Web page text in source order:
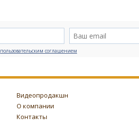
пользовательским соглашением
Видеопродакшн
О компании
Контакты